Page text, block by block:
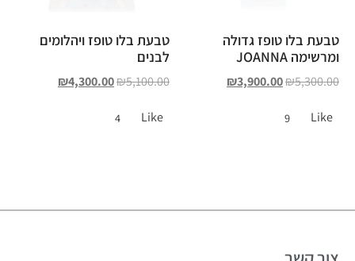
טבעת בלו טופז גדולה
ומרשימה JOANNA
₪5,300.00
₪3,900.00
Like
9
טבעת בלו טופז ויהלומים
לבנים
₪5,100.00
₪4,300.00
Like
4